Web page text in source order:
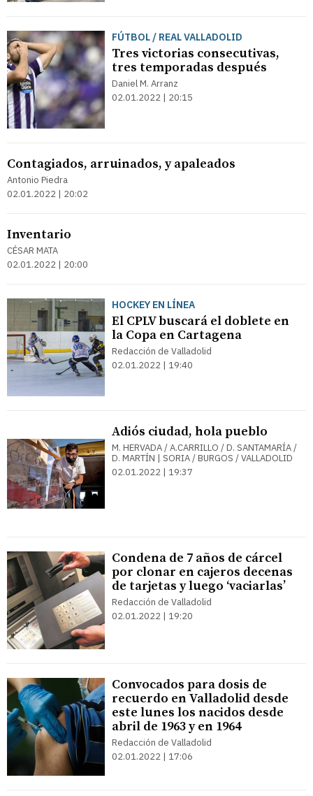
FÚTBOL / REAL VALLADOLID
Tres victorias consecutivas,
tres temporadas después
Daniel M. Arranz
02.01.2022 | 20:15
Contagiados, arruinados, y apaleados
Antonio Piedra
02.01.2022 | 20:02
Inventario
CÉSAR MATA
02.01.2022 | 20:00
HOCKEY EN LÍNEA
El CPLV buscará el doblete en
la Copa en Cartagena
Redacción de Valladolid
02.01.2022 | 19:40
Adiós ciudad, hola pueblo
M. HERVADA / A.CARRILLO / D. SANTAMARÍA /
D. MARTÍN | SORIA / BURGOS / VALLADOLID
02.01.2022 | 19:37
Condena de 7 años de cárcel
por clonar en cajeros decenas
de tarjetas y luego ‘vaciarlas’
Redacción de Valladolid
02.01.2022 | 19:20
Convocados para dosis de
recuerdo en Valladolid desde
este lunes los nacidos desde
abril de 1963 y en 1964
Redacción de Valladolid
02.01.2022 | 17:06